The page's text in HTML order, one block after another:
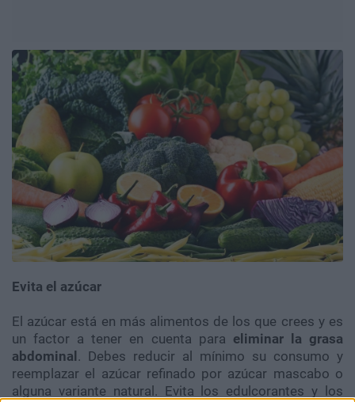
Evita el azúcar
El azúcar está en más alimentos de los que crees y es
un factor a tener en cuenta para eliminar la grasa
abdominal . Debes reducir al mínimo su consumo y
reemplazar el azúcar refinado por azúcar mascabo o
alguna variante natural. Evita los edulcorantes y los